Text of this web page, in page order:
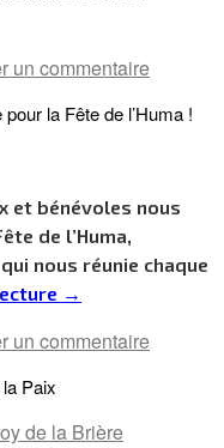
un commentaire
la Fête de l’Huma !
et bénévoles nous
de l’Huma,
nous réunie chaque
→
un commentaire
Paix
de la Brière